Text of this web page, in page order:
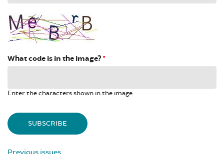
What code is in the image? *
Enter the characters shown in the image.